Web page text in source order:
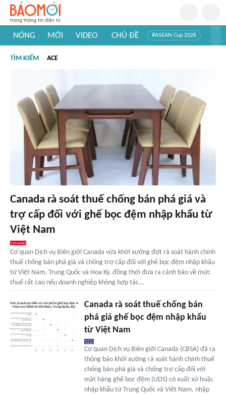
NÓNG MỚI VIDEO CHỦ ĐỀ #ASEAN Cup 2026
#Khám phá thế giới
TÌM KIẾM ACE
Canada rà soát thuế chống bán phá giá và
trợ cấp đối với ghế bọc đệm nhập khẩu từ
Việt Nam
Cơ quan Dịch vụ Biên giới Canada vừa khởi xướng đợt rà soát hành chính
thuế chống bán phá giá và chống trợ cấp đối với ghế bọc đệm nhập khẩu
từ Việt Nam, Trung Quốc và Hoa Kỳ, đồng thời đưa ra cảnh báo về mức
thuế rất cao nếu doanh nghiệp không hợp tác...
Canada rà soát thuế chống bán
phá giá ghế bọc đệm nhập khẩu
từ Việt Nam
Cơ quan Dịch vụ Biên giới Canada (CBSA) đã ra
thông báo khởi xướng rà soát hành chính thuế
chống bán phá giá và chống trợ cấp đối với
mặt hàng ghế bọc đệm (UDS) có xuất xứ hoặc
nhập khẩu từ Trung Quốc và Việt Nam, nhập